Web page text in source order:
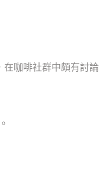
在咖啡社群中頗有討論